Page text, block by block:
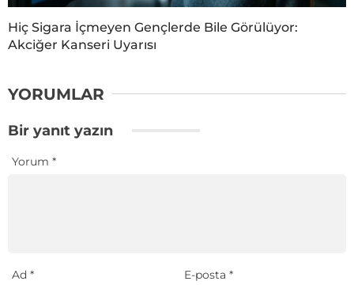
Hiç Sigara İçmeyen Gençlerde Bile Görülüyor:
Akciğer Kanseri Uyarısı
YORUMLAR
Bir yanıt yazın
Yorum *
Ad * E-posta*